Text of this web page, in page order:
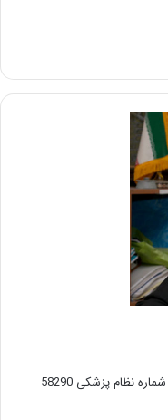
نظام پزشکی 58290